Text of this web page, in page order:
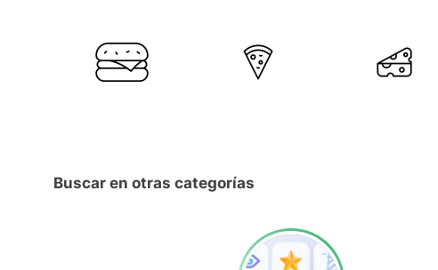
Buscar en otras categorías